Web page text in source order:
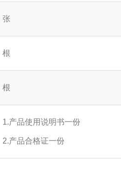
张
根
根
1.产品使用说明书一份
2.产品合格证一份